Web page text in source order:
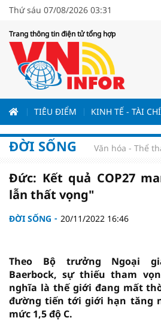
Thứ sáu 07/08/2026 03:31
Trang thông tin điện tử tổng hợp
TIÊU ĐIỂM KINH TẾ - TÀI
ĐỜI SỐNG Văn hóa - Thể
Đức: Kết quả COP27
lẫn thất vọng"
ĐỜI SỐNG 20/11/2022 16:46
Theo Bộ trưởng Ngoại
Baerbock, sự thiếu tham
nghĩa là thế giới đang mất
đường tiến tới giới hạn tăng
mức 1,5 độ C.